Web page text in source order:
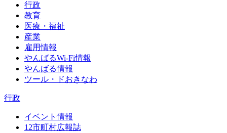
行政
教育
医療・福祉
産業
雇用情報
やんばるWi-Fi情報
やんばる情報
ツール・ドおきなわ
行政
イベント情報
12市町村広報誌